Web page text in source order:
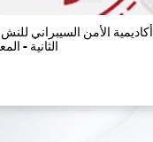
أكاديمية الأمن السيبراني
الثانية -